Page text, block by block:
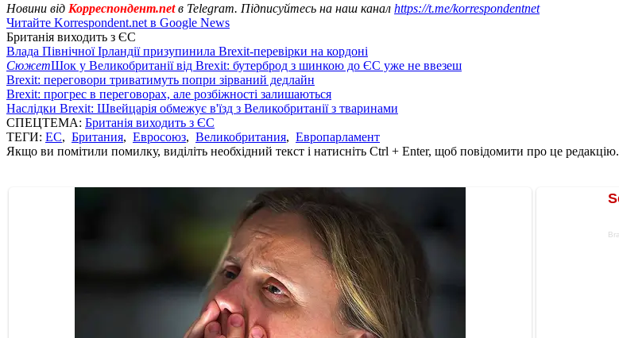
Новини від Корреспондент.netв Telegram. Підписуйтесь на наш канал https://t.me/korrespondentnet
Читайте Korrespondent.net в Google News
Британія виходить з ЄС
Влада Північної Ірландії призупинила Brexit-перевірки на кордоні
СюжетШок у Великобританії від Brexit: бутерброд з шинкою до ЄС уже не ввезеш
Brexit: переговори триватимуть попри зірваний дедлайн
Brexit: прогрес в переговорах, але розбіжності залишаються
Наслідки Brexit: Швейцарія обмежує в'їзд з Великобританії з тваринами
СПЕЦТЕМА: Британія виходить з ЄС
ТЕГИ: ЕС, Британия, Евросоюз, Великобритания, Европарламент
Якщо ви помітили помилку, виділіть необхідний текст і натисніть Ctrl + Enter, щоб повідомити про це редакцію.